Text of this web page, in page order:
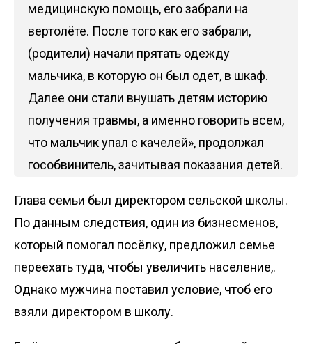
медицинскую помощь, его забрали на
вертолёте. После того как его забрали,
(родители) начали прятать одежду
мальчика, в которую он был одет, в шкаф.
Далее они стали внушать детям историю
получения травмы, а именно говорить всем,
что мальчик упал с качелей», продолжал
гособвинитель, зачитывая показания детей.
Глава семьи был директором сельской школы.
По данным следствия, один из бизнесменов,
который помогал посёлку, предложил семье
переехать туда, чтобы увеличить население,.
Однако мужчина поставил условие, чтоб его
взяли директором в школу.